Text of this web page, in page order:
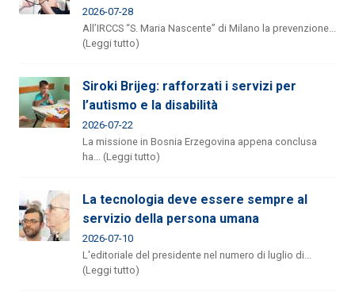
2026-07-28
All’IRCCS “S. Maria Nascente” di Milano la prevenzione...
(Leggi tutto)
Siroki Brijeg: rafforzati i servizi per
l’autismo e la disabilità
2026-07-22
La missione in Bosnia Erzegovina appena conclusa
ha... (Leggi tutto)
La tecnologia deve essere sempre al
servizio della persona umana
2026-07-10
L'editoriale del presidente nel numero di luglio di...
(Leggi tutto)